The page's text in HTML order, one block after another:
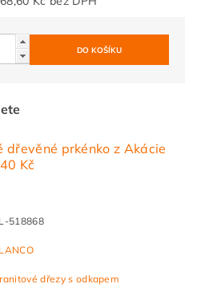
dřevěné prkénko z Akácie
Kč
518868
dřezy s odkapem